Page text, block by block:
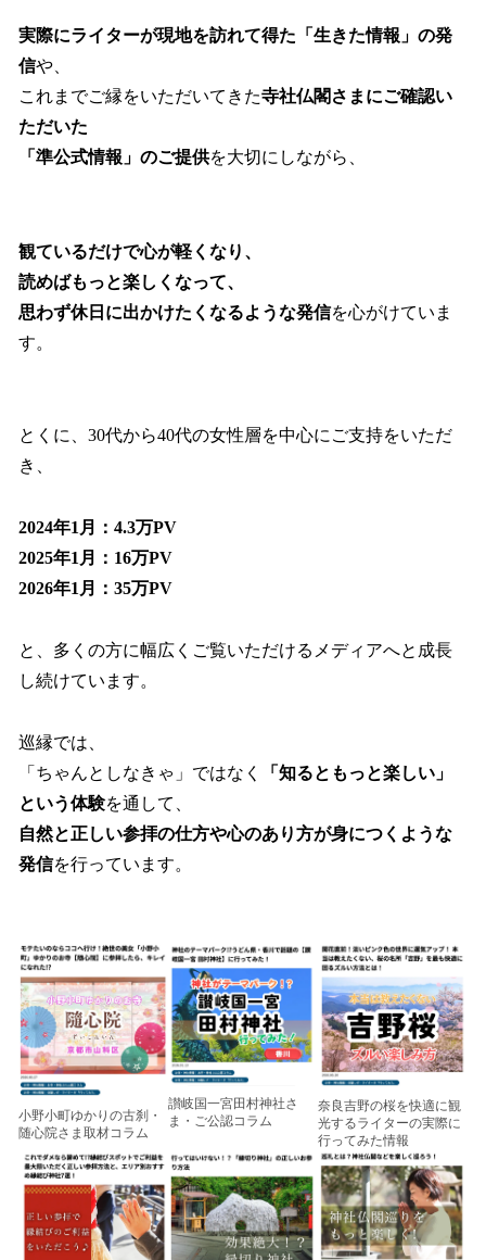
実際にライターが現地を訪れて得た「生きた情報」の発
信や、
これまでご縁をいただいてきた寺社仏閣さまにご確認い
ただいた
「準公式情報」のご提供を大切にしながら、
観ているだけで心が軽くなり、
読めばもっと楽しくなって、
思わず休日に出かけたくなるような発信を心がけていま
す。
とくに、30代から40代の女性層を中心にご支持をいただ
き、
2024年1月：4.3万PV
2025年1月：16万PV
2026年1月：35万PV
と、多くの方に幅広くご覧いただけるメディアへと成長
し続けています。
巡縁では、
「ちゃんとしなきゃ」ではなく
「知るともっと楽しい」
という体験を通して、
自然と正しい参拝の仕方や心のあり方が身につくような
発信を行っています。
小野小町ゆかりの古刹・
随心院さま取材コラム
讃岐国一宮田村神社さ
ま・ご公認コラム
奈良吉野の桜を快適に観
光するライターの実際に
行ってみた情報